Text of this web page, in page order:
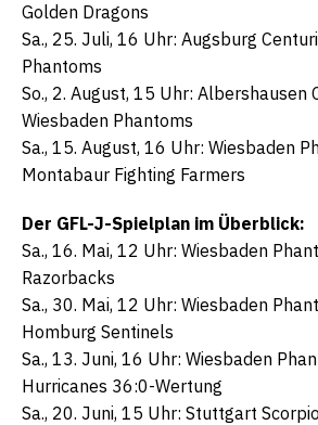
Golden Dragons
Sa., 25. Juli, 16 Uhr: Augsburg
Phantoms
So., 2. August, 15 Uhr: Albershausen
Wiesbaden Phantoms
Sa., 15. August, 16 Uhr: Wiesbaden
Montabaur Fighting Farmers
Der GFL-J-Spielplan im Überblick:
Sa., 16. Mai, 12 Uhr: Wiesbaden
Razorbacks
Sa., 30. Mai, 12 Uhr: Wiesbaden
Homburg Sentinels
Sa., 13. Juni, 16 Uhr: Wiesbaden
Hurricanes 36:0-Wertung
Sa., 20. Juni, 15 Uhr: Stuttgart